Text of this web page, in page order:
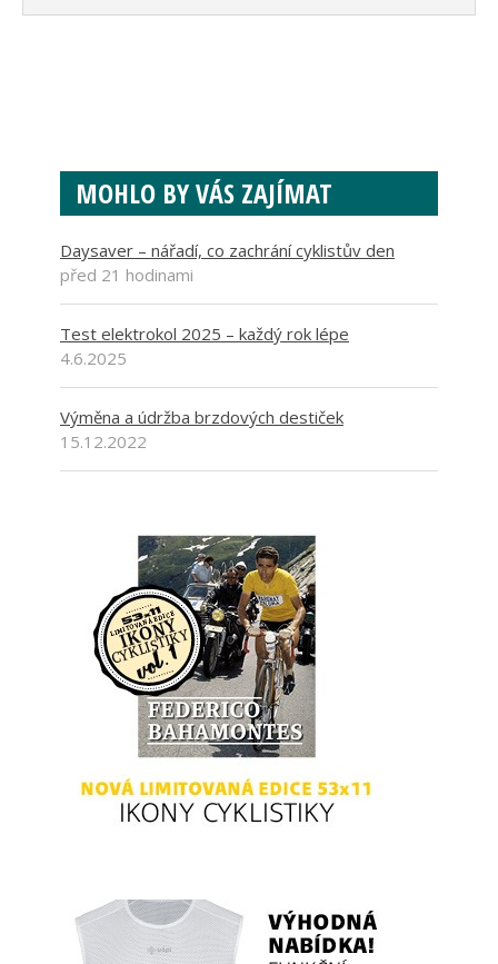
MOHLO BY VÁS ZAJÍMAT
Daysaver – nářadí, co zachrání cyklistův den
před 21 hodinami
Test elektrokol 2025 – každý rok lépe
4.6.2025
Výměna a údržba brzdových destiček
15.12.2022